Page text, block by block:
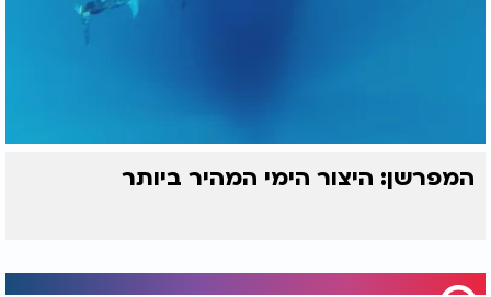
המפרשן: היצור הימי המהיר ביותר